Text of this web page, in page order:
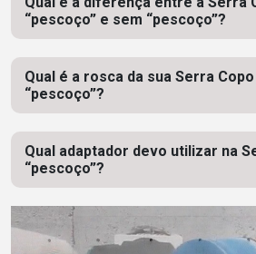
“pescoço” e sem “pescoço”?
Qual é a rosca da sua Serra
“pescoço”?
Qual adaptador devo utilizar na
“pescoço”?